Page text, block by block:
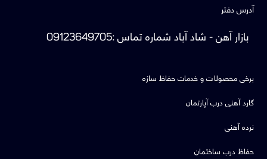
آدرس دفتر
بازار آهن - شاد آبادشماره تماس:
09123649705
برخی محصولات و خدمات حفاظ سازه
گارد آهنی درب آپارتمان
نرده آهنی
حفاظ درب ساختمان